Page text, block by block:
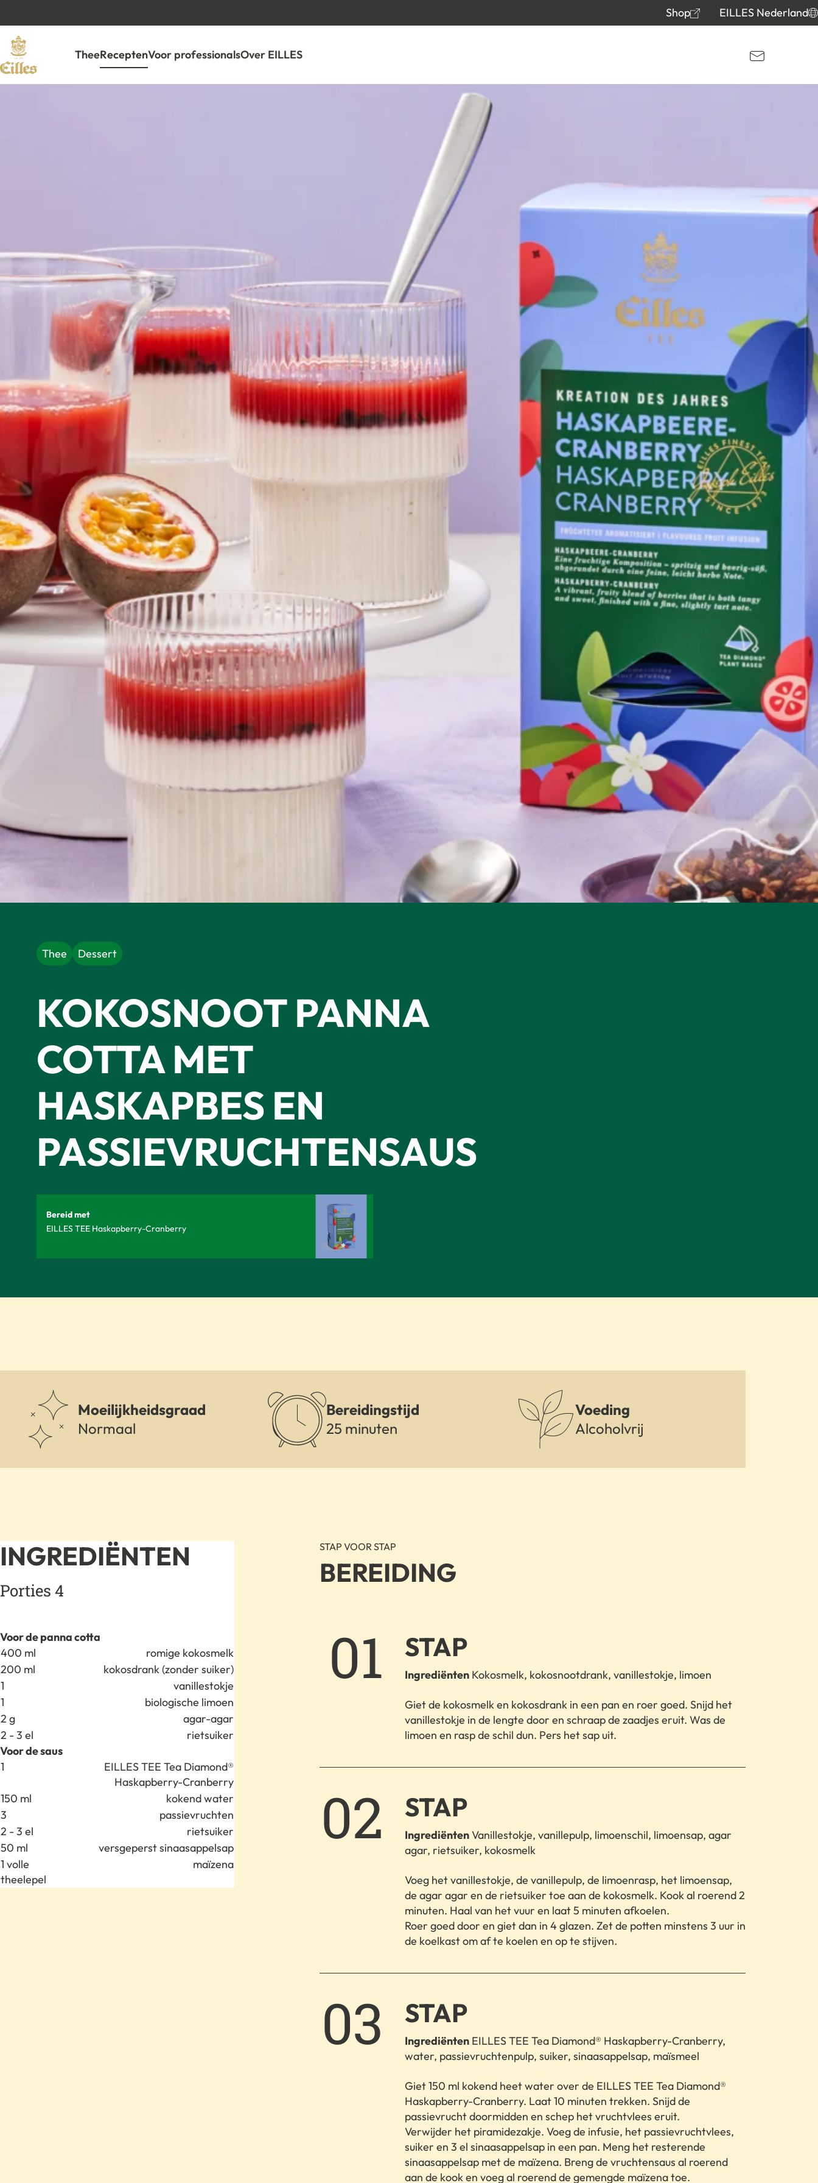
TheeReceptenVoor professionalsOver EILLES
Shop EILLES Nederland
Thee Dessert
KOKOSNOOT PANNA
COTTA MET
HASKAPBES EN
PASSIEVRUCHTENSAUS
Bereid met
EILLES TEE Haskapberry-Cranberry
Moeilijkheidsgraad
Normaal
Bereidingstijd
25 minuten
Voeding
Alcoholvrij
INGREDIËNTEN
Porties 4
Voor de panna cotta
Anzahl
400 ml
romige kokosmelk
200 ml
kokosdrank (zonder suiker)
1
vanillestokje
1
biologische limoen
2 g
agar-agar
2 - 3 el
rietsuiker
Voor de saus
Anzahl
1
EILLES TEE Tea Diamond®
Haskapberry-Cranberry
150 ml
kokend water
3
passievruchten
2 - 3 el
rietsuiker
50 ml
versgeperst sinaasappelsap
1 volle
theelepel
maïzena
STAP VOOR STAP
BEREIDING
1.
STAP
Ingrediënten Kokosmelk, kokosnootdrank, vanillestokje, limoen
Giet de kokosmelk en kokosdrank in een pan en roer goed. Snijd het
vanillestokje in de lengte door en schraap de zaadjes eruit. Was de
limoen en rasp de schil dun. Pers het sap uit.
2.
STAP
IngrediëntenVanillestokje, vanillepulp, limoenschil, limoensap, agar
agar, rietsuiker, kokosmelk
Voeg het vanillestokje, de vanillepulp, de limoenrasp, het limoensap,
de agar agar en de rietsuiker toe aan de kokosmelk. Kook al roerend 2
minuten. Haal van het vuur en laat 5 minuten afkoelen.
Roer goed door en giet dan in 4 glazen. Zet de potten minstens 3 uur in
de koelkast om af te koelen en op te stijven.
3.
STAP
Ingrediënten EILLES TEE Tea Diamond® Haskapberry-Cranberry,
water, passievruchtenpulp, suiker, sinaasappelsap, maïsmeel
Giet 150 ml kokend heet water over de EILLES TEE Tea Diamond®
Haskapberry-Cranberry. Laat 10 minuten trekken. Snijd de
passievrucht doormidden en schep het vruchtvlees eruit.
Verwijder het piramidezakje. Voeg de infusie, het passievruchtvlees,
suiker en 3 el sinaasappelsap in een pan. Meng het resterende
sinaasappelsap met de maïzena. Breng de vruchtensaus al roerend
aan de kook en voeg al roerend de gemengde maïzena toe.